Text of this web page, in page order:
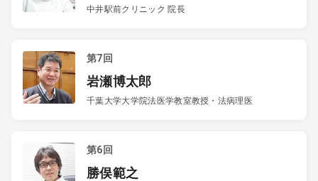
中井駅前クリニック 院長
第7回
岩瀬博太郎
千葉大学大学院法医学教室教授・法病理医
第6回
勝俣範之